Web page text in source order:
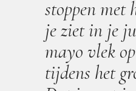
stoppen met
je ziet in je
mayo vlek
tijdens het